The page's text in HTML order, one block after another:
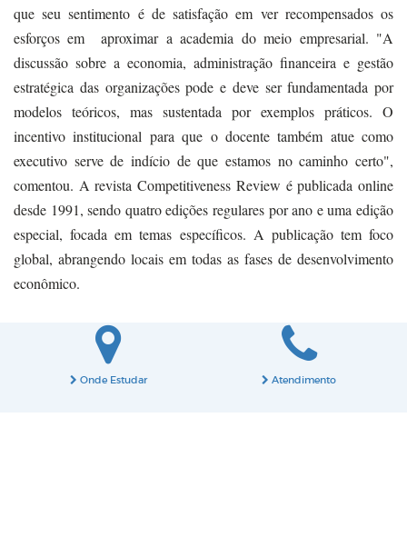
que seu sentimento é de satisfação em ver recompensados os
esforços em aproximar a academia do meio empresarial. "A
discussão sobre a economia, administração financeira e gestão
estratégica das organizações pode e deve ser fundamentada por
modelos teóricos, mas sustentada por exemplos práticos. O
incentivo institucional para que o docente também atue como
executivo serve de indício de que estamos no caminho certo",
comentou. A revista Competitiveness Review é publicada online
desde 1991, sendo quatro edições regulares por ano e uma edição
especial, focada em temas específicos. A publicação tem foco
global, abrangendo locais em todas as fases de desenvolvimento
econômico.
Onde Estudar Atendimento